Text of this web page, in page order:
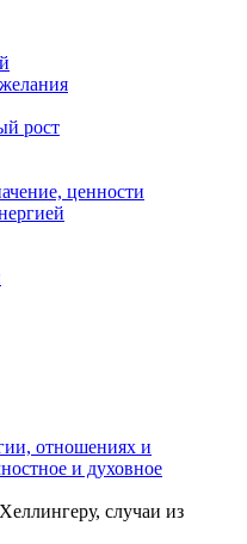
рост
ценности
отношениях и
и духовное
случаи из